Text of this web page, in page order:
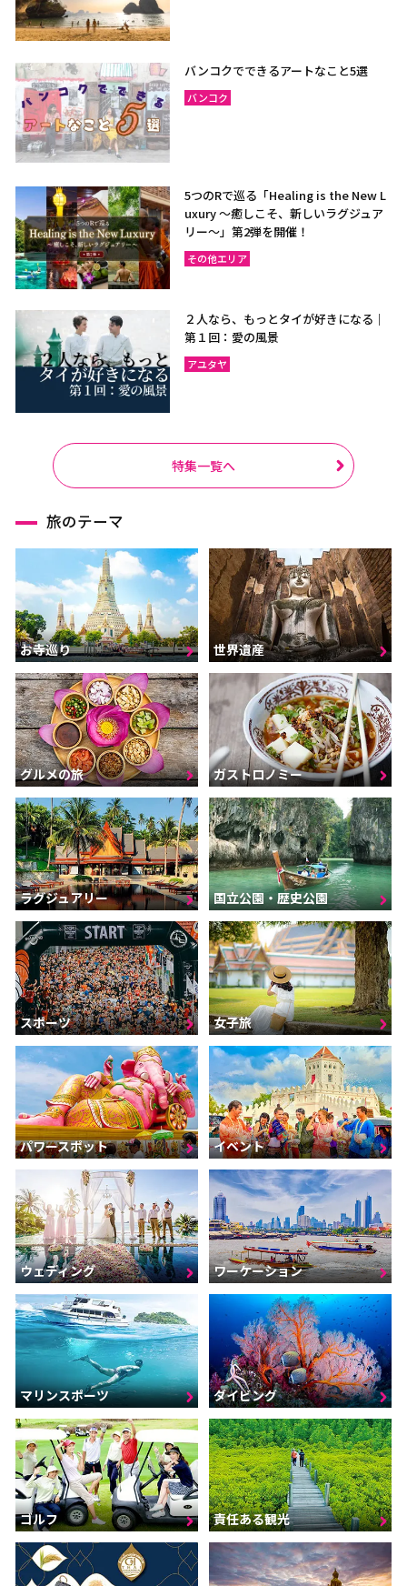
バンコクでできるアートなこと5選
バンコク
5つのRで巡る「Healing is the New L
uxury ～癒しこそ、新しいラグジュア
リー〜」第2弾を開催！
その他エリア
２人なら、もっとタイが好きになる｜
第１回：愛の風景
アユタヤ
特集一覧へ
旅のテーマ
お寺巡り 世界遺産
グルメの旅 ガストロノミー
ラグジュアリー 国立公園・歴史公園
スポーツ 女子旅
パワースポット イベント
ウェディング ワーケーション
マリンスポーツ ダイビング
ゴルフ 責任ある観光